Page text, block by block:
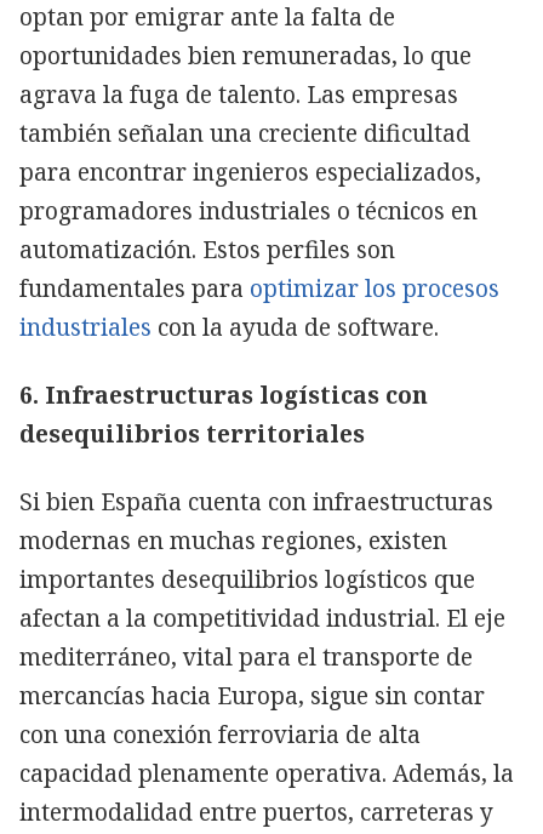
optan por emigrar ante la falta de
oportunidades bien remuneradas, lo que
agrava la fuga de talento. Las empresas
también señalan una creciente dificultad
para encontrar ingenieros especializados,
programadores industriales o técnicos en
automatización. Estos perfiles son
fundamentales para optimizar los procesos
industriales con la ayuda de software.
6. Infraestructuras logísticas con
desequilibrios territoriales
Si bien España cuenta con infraestructuras
modernas en muchas regiones, existen
importantes desequilibrios logísticos que
afectan a la competitividad industrial. El eje
mediterráneo, vital para el transporte de
mercancías hacia Europa, sigue sin contar
con una conexión ferroviaria de alta
capacidad plenamente operativa. Además, la
intermodalidad entre puertos, carreteras y